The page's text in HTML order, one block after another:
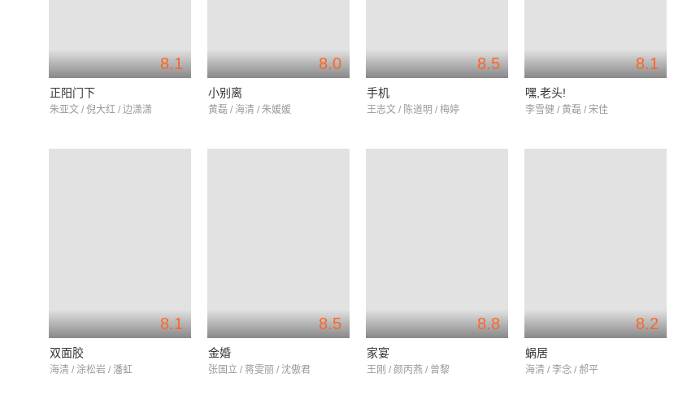
8.1
正阳门下
朱亚文 / 倪大红 / 边潇潇
8.0
小别离
黄磊 / 海清 / 朱媛媛
8.5
手机
王志文 / 陈道明 / 梅婷
8.1
嘿,老头!
李雪健 / 黄磊 / 宋佳
8.1
双面胶
海清 / 涂松岩 / 潘虹
8.5
金婚
张国立 / 蒋雯丽 / 沈傲君
8.8
家宴
王刚 / 颜丙燕 / 曾黎
8.2
蜗居
海清 / 李念 / 郝平